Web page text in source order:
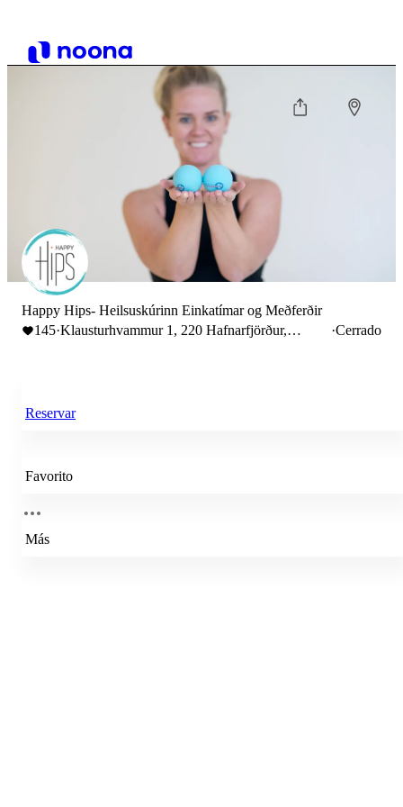
Happy Hips- Heilsuskúrinn Einkatímar og Meðferðir
145·Klausturhvammur 1, 220 Hafnarfjörður,
·Cerrado
Reservar
Favorito
Más